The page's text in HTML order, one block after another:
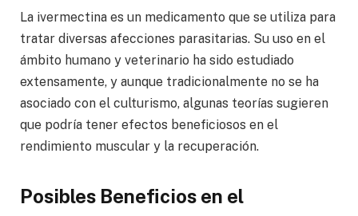
La ivermectina es un medicamento que se utiliza para
tratar diversas afecciones parasitarias. Su uso en el
ámbito humano y veterinario ha sido estudiado
extensamente, y aunque tradicionalmente no se ha
asociado con el culturismo, algunas teorías sugieren
que podría tener efectos beneficiosos en el
rendimiento muscular y la recuperación.
Posibles Beneficios en el